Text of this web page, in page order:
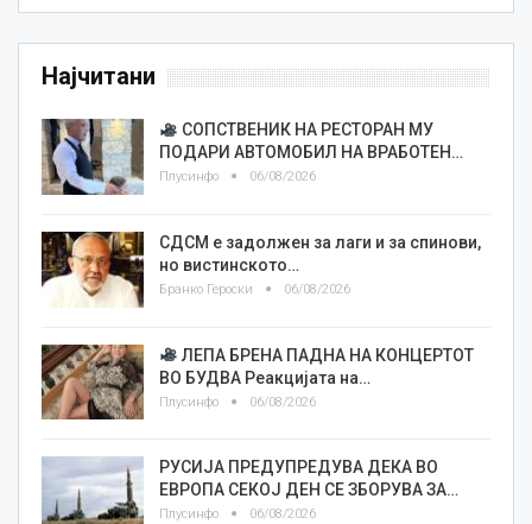
Најчитани
СОПСТВЕНИК НА РЕСТОРАН МУ
ПОДАРИ АВТОМОБИЛ НА ВРАБОТЕН…
Плусинфо 06/08/2026
СДСМ е задолжен за лаги и за спинови,
но вистинското…
Бранко Героски 06/08/2026
ЛЕПА БРЕНА ПАДНА НА КОНЦЕРТОТ
ВО БУДВА Реакцијата на…
Плусинфо 06/08/2026
РУСИЈА ПРЕДУПРЕДУВА ДЕКА ВО
ЕВРОПА СЕКОЈ ДЕН СЕ ЗБОРУВА ЗА…
Плусинфо 06/08/2026